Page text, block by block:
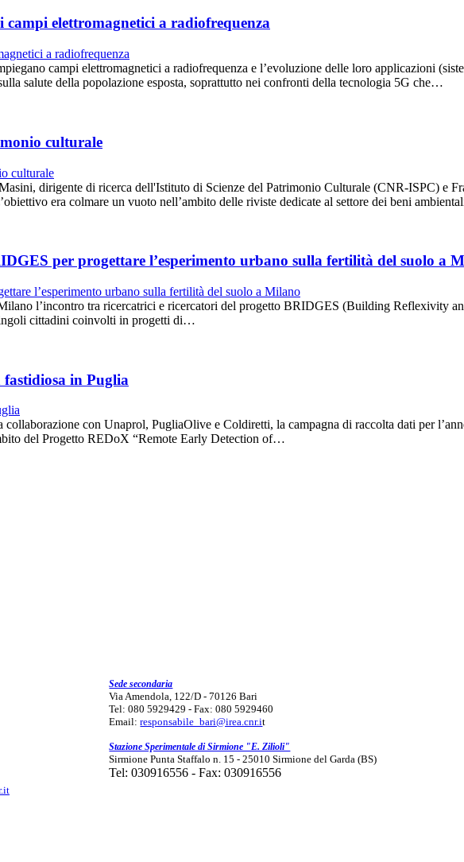
elettromagnetici a radiofrequenza
campi elettromagnetici a radiofrequenza e l’evoluzione delle loro applicazioni
salute della popolazione esposta, soprattutto nei confronti della tecnologia 5G che…
culturale
dirigente di ricerca dell'Istituto di Scienze del Patrimonio Culturale (CNR-ISPC) e
era colmare un vuoto nell’ambito delle riviste dedicate al settore dei beni
per progettare l’esperimento urbano sulla fertilità del suolo a
l’incontro tra ricercatrici e ricercatori del progetto BRIDGES (Building Reflexivity
cittadini coinvolti in progetti di…
in Puglia
con Unaprol, PugliaOlive e Coldiretti, la campagna di raccolta dati per
del Progetto REDoX “Remote Early Detection of…
Sede secondaria
Via Amendola, 122/D - 70126 Bari
Tel: 080 5929429 - Fax: 080 5929460
Email:responsabile_bari@irea.cnr.it
Stazione Sperimentale di Sirmione "E. Zilioli"
Sirmione Punta Staffalo n. 15 - 25010 Sirmione del Garda (BS)
Tel: 030916556 - Fax: 030916556